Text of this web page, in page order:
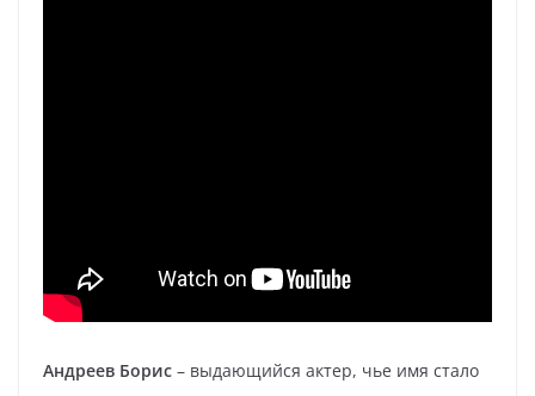
Андреев Борис – выдающийся актер, чье имя стало